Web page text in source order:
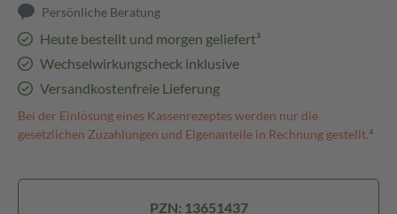
Persönliche Beratung
Heute bestellt und morgen geliefert³
Wechselwirkungscheck inklusive
Versandkostenfreie Lieferung
Bei der Einlösung eines Kassenrezeptes werden nur die
gesetzlichen Zuzahlungen und Eigenanteile in Rechnung gestellt.⁴
PZN: 13651437